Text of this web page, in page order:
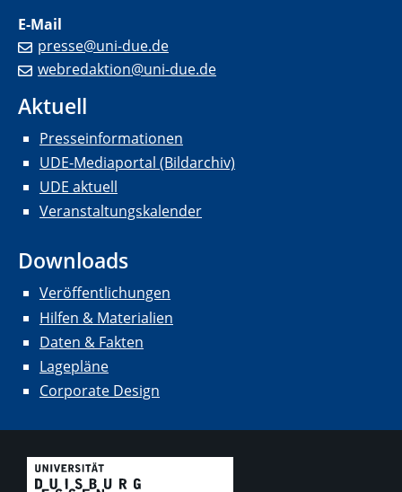
E-Mail
presse@uni-due.de
webredaktion@uni-due.de
Aktuell
Presseinformationen
UDE-Mediaportal (Bildarchiv)
UDE aktuell
Veranstaltungskalender
Downloads
Veröffentlichungen
Hilfen & Materialien
Daten & Fakten
Lagepläne
Corporate Design